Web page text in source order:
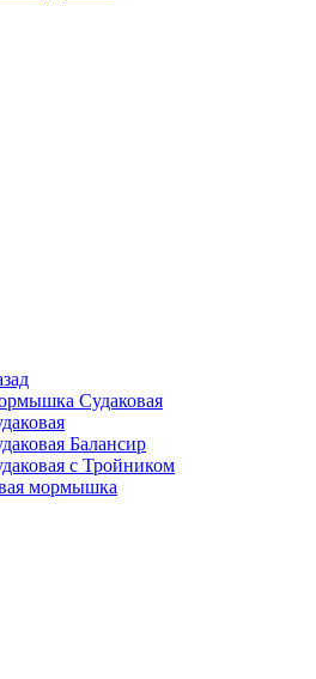
Судаковая
Балансир
с Тройником
мормышка